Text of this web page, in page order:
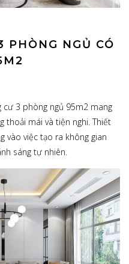
PHÒNG NGỦ CÓ
cư 3 phòng ngủ 95m2 mang
thoải mái và tiện nghi. Thiết
vào việc tạo ra không gian
sáng tự nhiên.